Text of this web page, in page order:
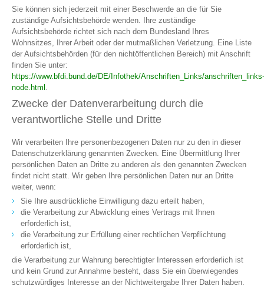
Sie können sich jederzeit mit einer Beschwerde an die für Sie
zuständige Aufsichtsbehörde wenden. Ihre zuständige
Aufsichtsbehörde richtet sich nach dem Bundesland Ihres
Wohnsitzes, Ihrer Arbeit oder der mutmaßlichen Verletzung. Eine Liste
der Aufsichtsbehörden (für den nichtöffentlichen Bereich) mit Anschrift
finden Sie unter:
https://www.bfdi.bund.de/DE/Infothek/Anschriften_Links/anschriften_links-
node.html .
Zwecke der Datenverarbeitung durch die
verantwortliche Stelle und Dritte
Wir verarbeiten Ihre personenbezogenen Daten nur zu den in dieser
Datenschutzerklärung genannten Zwecken. Eine Übermittlung Ihrer
persönlichen Daten an Dritte zu anderen als den genannten Zwecken
findet nicht statt. Wir geben Ihre persönlichen Daten nur an Dritte
weiter, wenn:
Sie Ihre ausdrückliche Einwilligung dazu erteilt haben,
die Verarbeitung zur Abwicklung eines Vertrags mit Ihnen
erforderlich ist,
die Verarbeitung zur Erfüllung einer rechtlichen Verpflichtung
erforderlich ist,
die Verarbeitung zur Wahrung berechtigter Interessen erforderlich ist
und kein Grund zur Annahme besteht, dass Sie ein überwiegendes
schutzwürdiges Interesse an der Nichtweitergabe Ihrer Daten haben.